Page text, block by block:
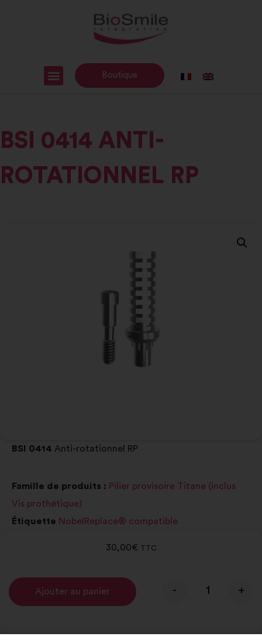
Boutique
BSI 0414 ANTI-
ROTATIONNEL RP
BSI 0414 Anti-rotationnel RP
Famille de produits : Pilier provisoire Titane (inclus
Vis prothétique)
Étiquette NobelReplace® compatible
30,00€ TTC
- +
Ajouter au panier